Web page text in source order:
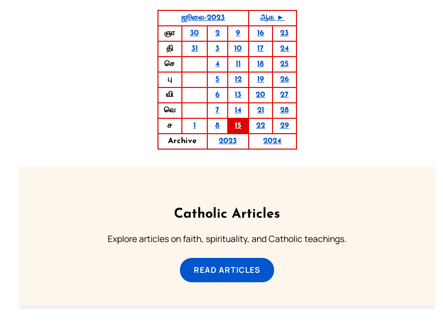
ஜூலை-2023
ஆக ►
ஞா
30 2 9 16
23
தி
31 3 10 17
24
செ
4 11 18
25
பு
5 12 19
26
வி
6 13 20
27
வெ
7 14 21
28
ச
1 8 15 22
29
Archive
2023 2024
Catholic Articles
Explore articles on faith, spirituality, and Catholic teachings.
READ ARTICLES